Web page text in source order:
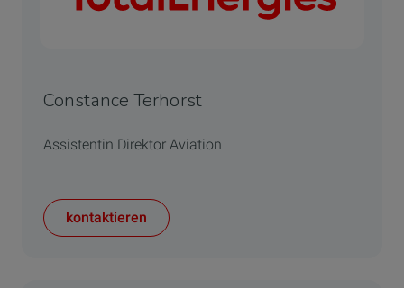
Constance Terhorst
Assistentin Direktor Aviation
kontaktieren